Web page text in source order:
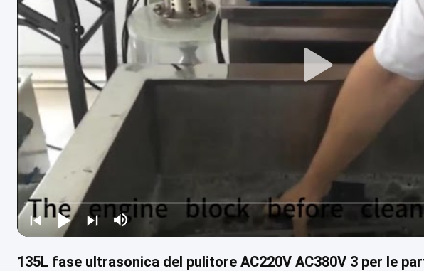
135L fase ultrasonica del pulitore AC220V AC380V 3 per le